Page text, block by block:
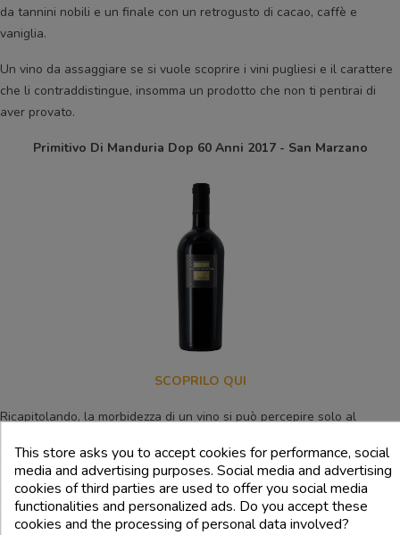
da tannini nobili e un finale con un retrogusto di cacao, caffè e
vaniglia.
Un vino da assaggiare se si vuole scoprire i vini pugliesi e il carattere
che li contraddistingue, insomma un prodotto che non ti pentirai di
aver provato.
Primitivo Di Manduria Dop 60 Anni 2017 - San Marzano
SCOPRILO QUI
Ricapitolando, la morbidezza di un vino si può percepire solo al
trasmesse alla nostra cavità orale.
Si tratta di una sensazione che ci permette di godere di vini più
rotondi e levigati ideali per abbinare determinati cibi o volendo,
This store asks you to accept cookies for performance, social
media and advertising purposes. Social media and advertising
cookies of third parties are used to offer you social media
functionalities and personalized ads. Do you accept these
cookies and the processing of personal data involved?